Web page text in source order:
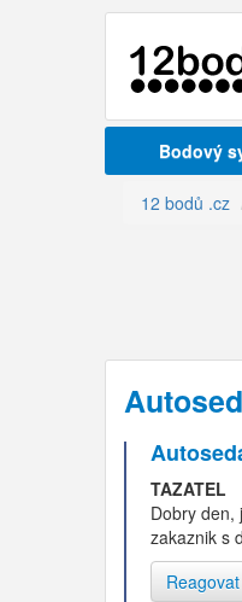
Bodový
12 bodů .cz
TAZATEL
Dobry den,
zakaznik s
Reagovat